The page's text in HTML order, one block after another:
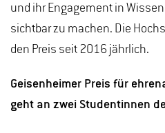
und ihr Engagement in
sichtbar zu machen. Die
den Preis seit 2016 jährlich.
Geisenheimer Preis für
geht an zwei Studentinnen